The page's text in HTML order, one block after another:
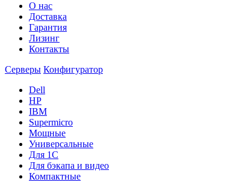
О нас
Доставка
Гарантия
Лизинг
Контакты
Серверы Конфигуратор
Dell
HP
IBM
Supermicro
Мощные
Универсальные
Для 1С
Для бэкапа и видео
Компактные